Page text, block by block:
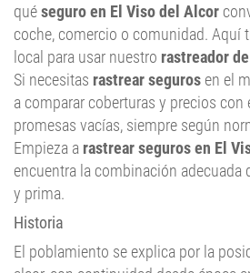
quéseguro en El Viso del Alcor
coche, comercio o comunidad. Aquí
local para usar nuestro rastreador
Si necesitas rastrear seguros en el
a comparar coberturas y precios
promesas vacías, siempre según
Empieza a rastrear seguros en El
encuentra la combinación adecuada
y prima.
Historia
El poblamiento se explica por la